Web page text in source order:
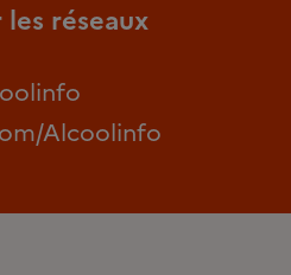
réseaux
Alcoolinfo